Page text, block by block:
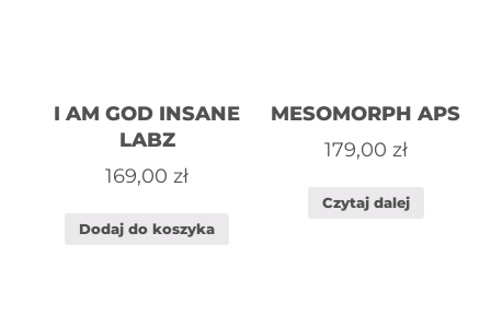
I AM GOD INSANE
LABZ
169,00zł
Dodaj do koszyka
MESOMORPH APS
179,00 zł
Czytaj dalej